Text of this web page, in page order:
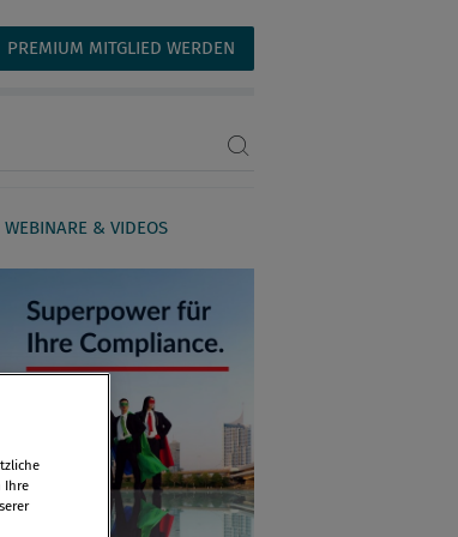
PREMIUM MITGLIED WERDEN
WEBINARE & VIDEOS
Ihre